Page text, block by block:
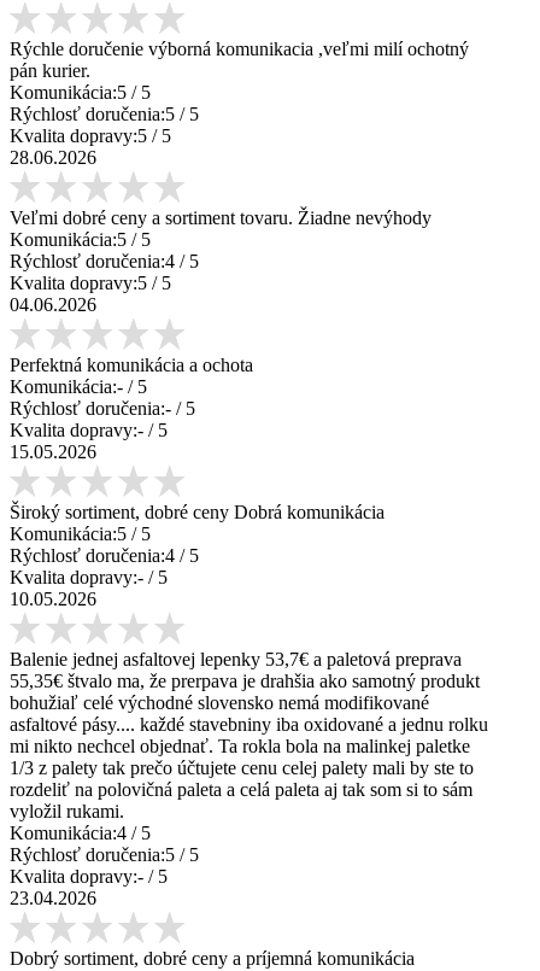
Rýchle doručenie výborná komunikacia ,veľmi milí ochotný
pán kurier.
Komunikácia:5 / 5
Rýchlosť doručenia:5 / 5
Kvalita dopravy:5 / 5
28.06.2026
Veľmi dobré ceny a sortiment tovaru. Žiadne nevýhody
Komunikácia:5 / 5
Rýchlosť doručenia:4 / 5
Kvalita dopravy:5 / 5
04.06.2026
Perfektná komunikácia a ochota
Komunikácia:- / 5
Rýchlosť doručenia:- / 5
Kvalita dopravy:- / 5
15.05.2026
Široký sortiment, dobré ceny Dobrá komunikácia
Komunikácia:5 / 5
Rýchlosť doručenia:4 / 5
Kvalita dopravy:- / 5
10.05.2026
Balenie jednej asfaltovej lepenky 53,7€ a paletová preprava
55,35€ štvalo ma, že prerpava je drahšia ako samotný produkt
bohužiaľ celé východné slovensko nemá modifikované
asfaltové pásy.... každé stavebniny iba oxidované a jednu rolku
mi nikto nechcel objednať. Ta rokla bola na malinkej paletke
1/3 z palety tak prečo účtujete cenu celej palety mali by ste to
rozdeliť na polovičná paleta a celá paleta aj tak som si to sám
vyložil rukami.
Komunikácia:4 / 5
Rýchlosť doručenia:5 / 5
Kvalita dopravy:- / 5
23.04.2026
Dobrý sortiment, dobré ceny a príjemná komunikácia